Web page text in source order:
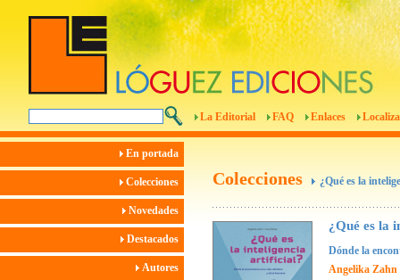
La Editorial FAQ Enlaces
En portada
Colecciones
Novedades
Destacados
Autores
Colecciones ¿Qué es la
¿Qué es la
Dónde la
Angelika Zahn